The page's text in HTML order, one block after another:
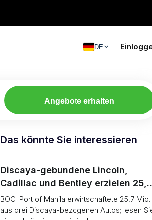
DE
Angebote erhalten
Das könnte Sie interessieren
Discaya-gebundene Lincoln,
Cadillac und Bentley erzielen 25,7
Mio. P bei Auktion des BOC-
von Manila
BOC-Port of Manila erwirtschaftete 25,7 Mio.
aus drei Discaya-bezogenen Autos; lesen